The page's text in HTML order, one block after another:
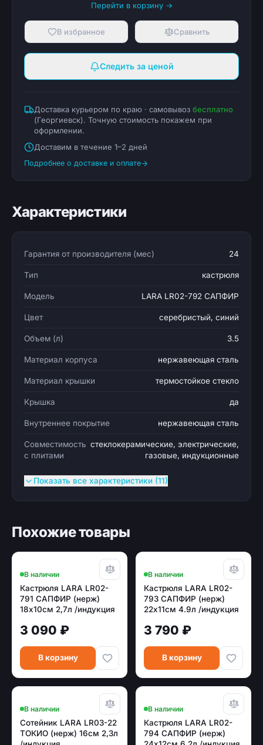
Перейти в корзину →
В избранное Сравнить
Следить за ценой
Доставка курьером по краю · самовывоз бесплатно
(Георгиевск). Точную стоимость покажем при
оформлении.
Доставим в течение 1–2 дней
Подробнее о доставке и оплате
Характеристики
Гарантия от производителя (мес) 24
Тип кастрюля
Модель LARA LR02-792 САПФИР
Цвет серебристый, синий
Объем (л) 3.5
Материал корпуса нержавеющая сталь
Материал крышки термостойкое стекло
Крышка да
Внутреннее покрытие нержавеющая сталь
Совместимость
с плитами
стеклокерамические, электрические,
газовые, индукционные
Показать все характеристики (11)
Похожие товары
В наличии
Кастрюля LARA LR02-
791 САПФИР (нерж)
18x10см 2,7л /индукция
3 090 ₽
В корзину
В наличии
Кастрюля LARA LR02-
793 САПФИР (нерж)
22х11см 4.9л /индукция
3 790 ₽
В корзину
В наличии
Сотейник LARA LR03-22
ТОКИО (нерж) 16см 2,3л
В наличии
Кастрюля LARA LR02-
794 САПФИР (нерж)